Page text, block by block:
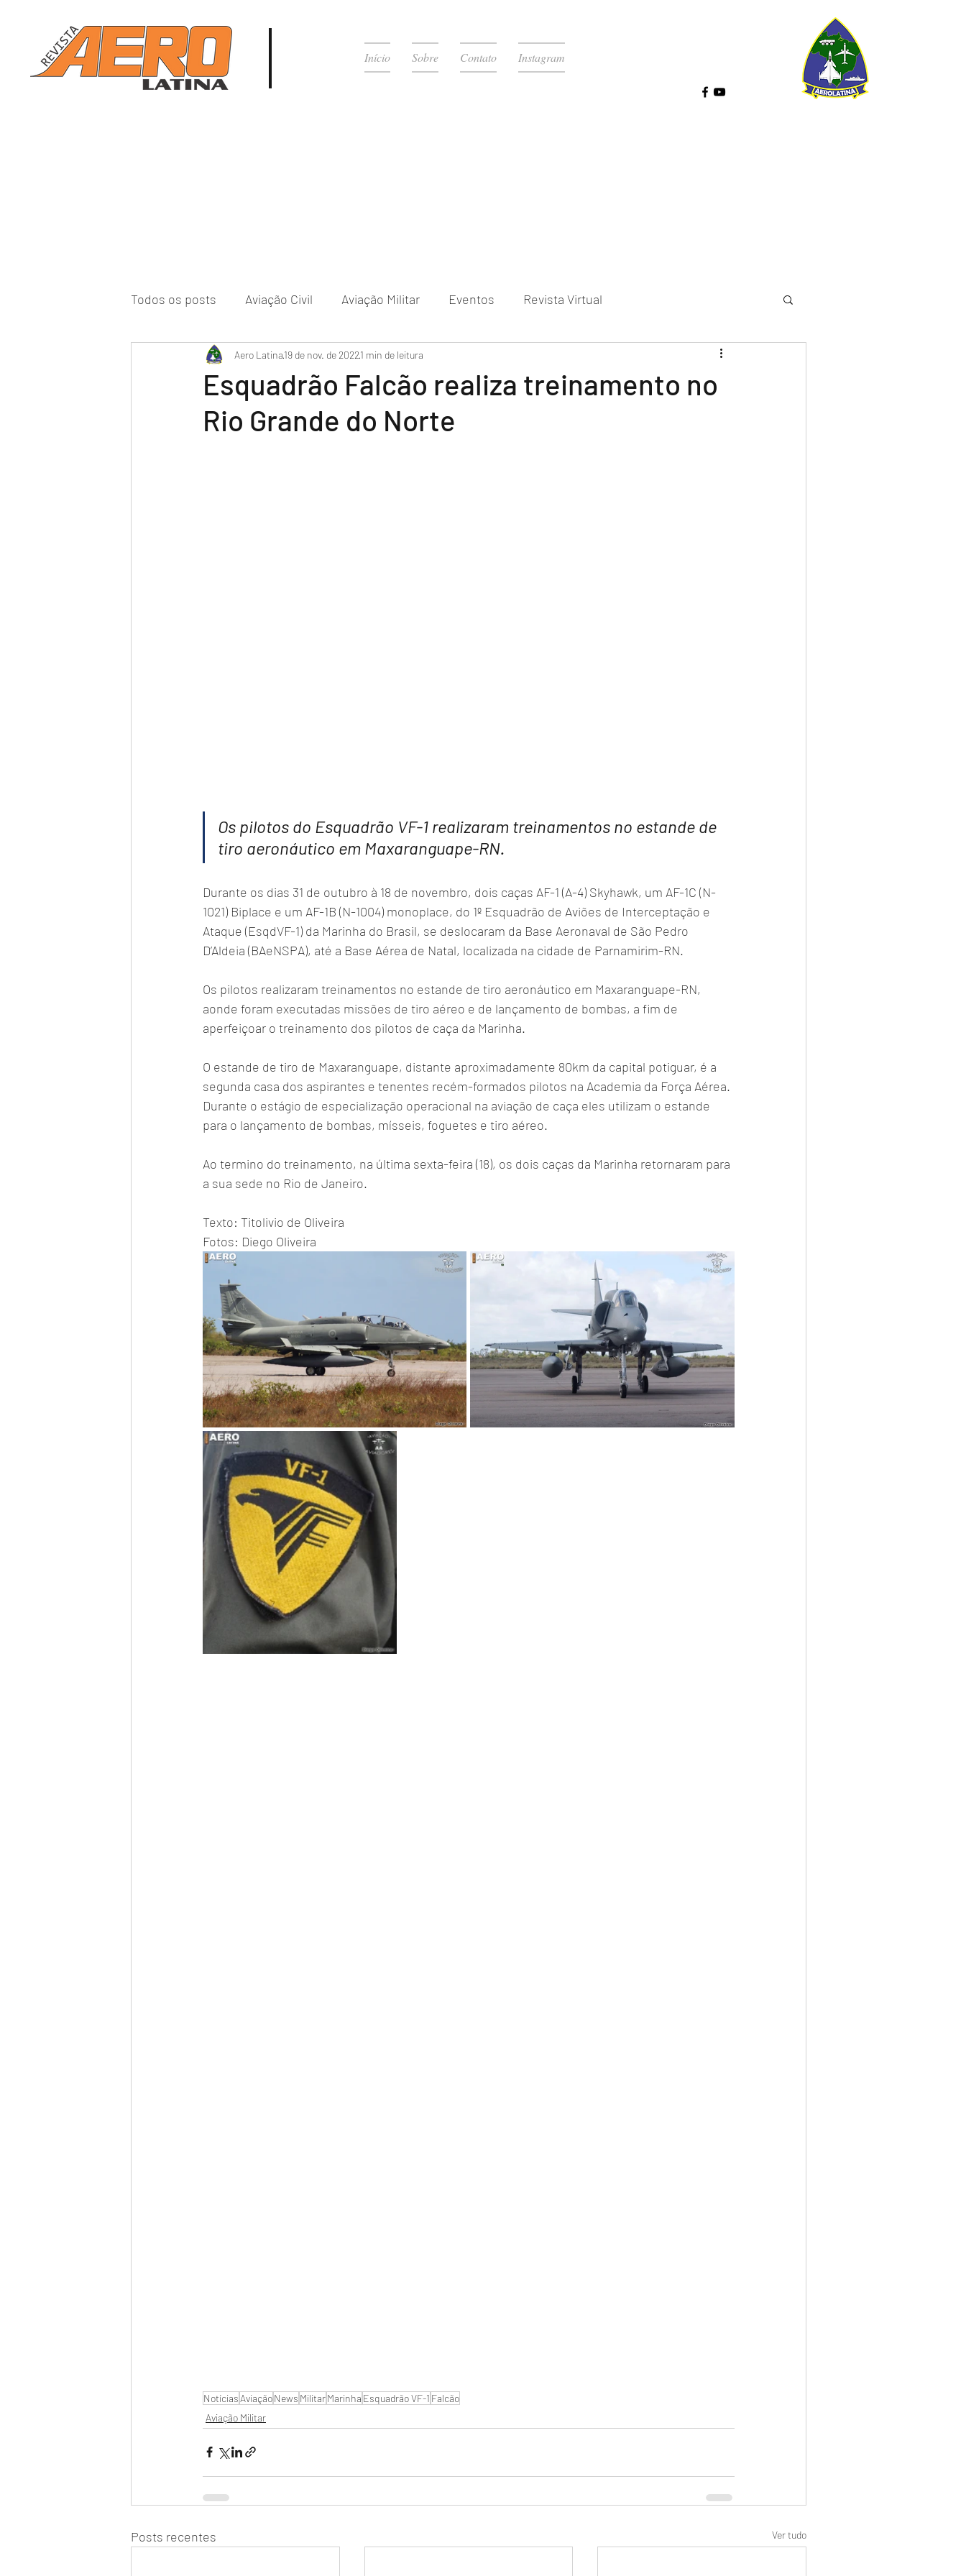
Início Sobre Contato Instagram
Todos os posts Aviação Civil Aviação Militar Eventos Revista Virtual
PR-WILL - Meu Diário de Bordo
Esquadrão Falcão realiza treinamento no
Rio Grande do Norte
Aero Latina19 de nov. de 20221 min de leitura
Os pilotos do Esquadrão VF-1 realizaram treinamentos no estande de
tiro aeronáutico em Maxaranguape-RN.
Durante os dias 31 de outubro à 18 de novembro, dois caças AF-1 (A-4) Skyhawk, um AF-1C (N-
1021) Biplace e um AF-1B (N-1004) monoplace, do 1º Esquadrão de Aviões de Interceptação e
Ataque (EsqdVF-1) da Marinha do Brasil, se deslocaram da Base Aeronaval de São Pedro
D’Aldeia (BAeNSPA), até a Base Aérea de Natal, localizada na cidade de Parnamirim-RN.
Os pilotos realizaram treinamentos no estande de tiro aeronáutico em Maxaranguape-RN,
aonde foram executadas missões de tiro aéreo e de lançamento de bombas, a fim de
aperfeiçoar o treinamento dos pilotos de caça da Marinha.
O estande de tiro de Maxaranguape, distante aproximadamente 80km da capital potiguar, é a
segunda casa dos aspirantes e tenentes recém-formados pilotos na Academia da Força Aérea.
Durante o estágio de especialização operacional na aviação de caça eles utilizam o estande
para o lançamento de bombas, mísseis, foguetes e tiro aéreo.
Ao termino do treinamento, na última sexta-feira (18), os dois caças da Marinha retornaram para
a sua sede no Rio de Janeiro.
Texto: Titolivio de Oliveira
Fotos: Diego Oliveira
Notícias AviaçãoNews MilitarMarinha Esquadrão VF-1 Falcão
Aviação Militar
Posts recentes Ver tudo